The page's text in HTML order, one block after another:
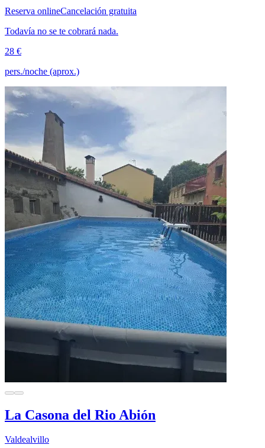
Reserva onlineCancelación gratuita
Todavía no se te cobrará nada.
28 €
pers./noche (aprox.)
La Casona del Rio Abión
Valdealvillo